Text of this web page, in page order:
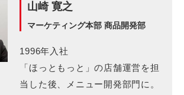
山崎 寛之
マーケティング本部 商品開発部
1996年入社
「ほっともっと」の店舗運営を担
当した後、メニュー開発部門に。